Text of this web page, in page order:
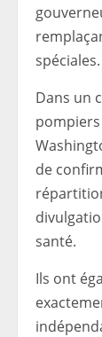
spéciales.
Dans un
pompiers
de
santé.
Ils ont